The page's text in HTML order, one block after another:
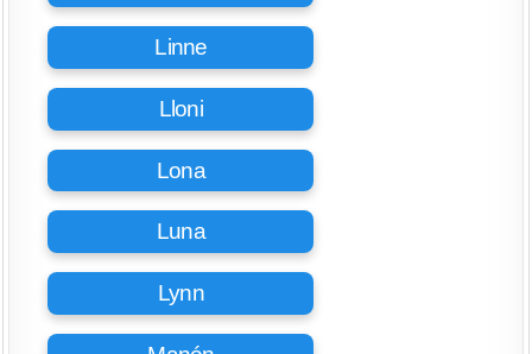
Linne
Lloni
Lona
Luna
Lynn